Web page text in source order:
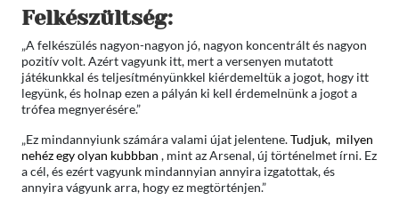
Felkészültség:
„A felkészülés nagyon-nagyon jó, nagyon koncentrált és nagyon
pozitív volt. Azért vagyunk itt, mert a versenyen mutatott
játékunkkal és teljesítményünkkel kiérdemeltük a jogot, hogy itt
legyünk, és holnap ezen a pályán ki kell érdemelnünk a jogot a
trófea megnyerésére.”
„Ez mindannyiunk számára valami újat jelentene.Tudjuk, milyen
nehéz egy olyan kubbban , mint az Arsenal, új történelmet írni. Ez
a cél, és ezért vagyunk mindannyian annyira izgatottak, és
annyira vágyunk arra, hogy ez megtörténjen.”